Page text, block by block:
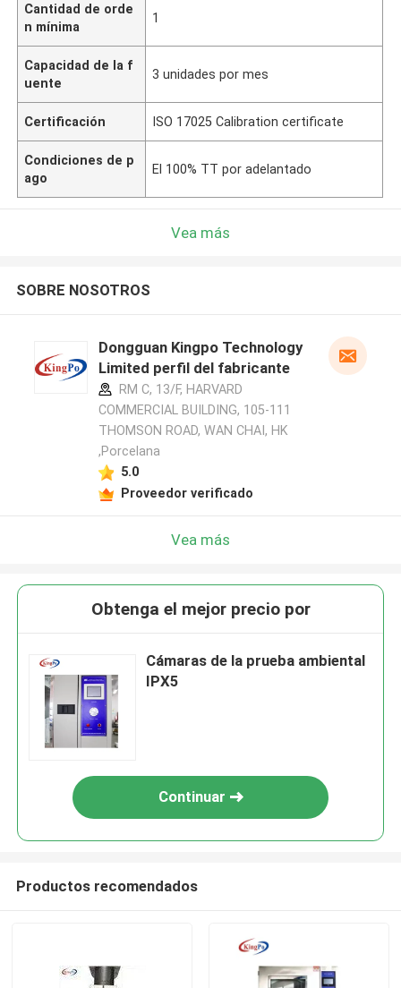
Cantidad de orde
n mínima
1
Capacidad de la f
uente
3 unidades por mes
Certificación ISO 17025 Calibration certificate
Condiciones de p
ago
El 100% TT por adelantado
Vea más
SOBRE NOSOTROS
Dongguan Kingpo Technology
Limited perfil del fabricante
RM C, 13/F, HARVARD
COMMERCIAL BUILDING, 105-111
THOMSON ROAD, WAN CHAI, HK
,Porcelana
5.0
Proveedor verificado
Vea más
Obtenga el mejor precio por
Cámaras de la prueba ambiental
IPX5
Continuar
Productos recomendados